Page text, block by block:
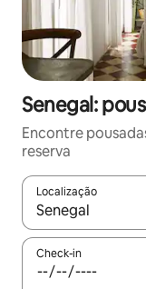
Senegal:
Encontre
reserva
Localização
Quando os
Check-in